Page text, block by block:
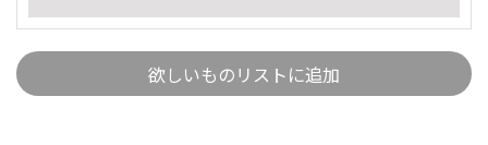
欲しいものリストに追加